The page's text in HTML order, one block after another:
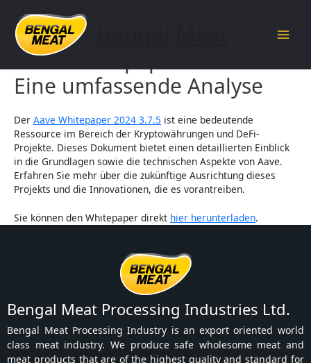
content
Aave Whitepaper 2024 3.7.5:
Eine umfassende Analyse
Der Aave Whitepaper 2024 3.7.5 ist eine bedeutende
Ressource im Bereich der Kryptowährungen und DeFi-
Projekte. Dieses Dokument bietet einen detaillierten Einblick
in die Grundlagen sowie die technischen Aspekte von Aave.
Erfahren Sie mehr über die zukünftige Ausrichtung dieses
Projekts und die Innovationen, die es vorantreiben.
Sie können den Whitepaper direkt hier herunterladen.
Bengal Meat Processing Industries Ltd.
Bengal Meat Processing Industry is an export oriented world
class meat industry. We produce safe wholesome meat and
meat products that are of the highest quality and standard for